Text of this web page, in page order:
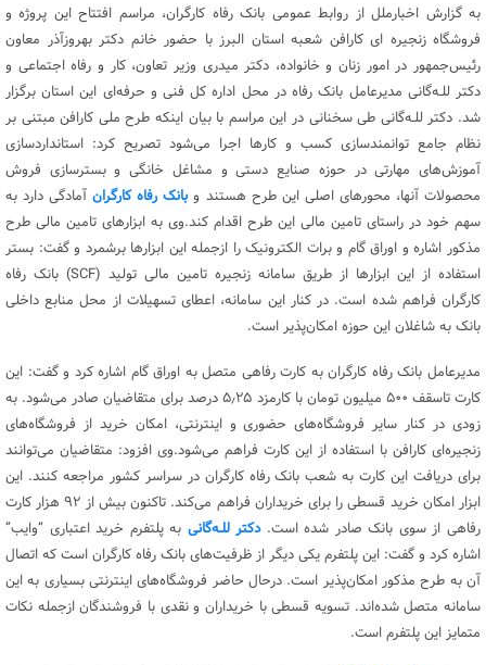
به گزارش اخبارملل از روابط عمومی بانک رفاه کارگران، مراسم افتتاح این پروژه و
فروشگاه زنجیره ای کارافن شعبه استان البرز با حضور خانم دکتر بهروزآذر معاون
رئیس‌جمهور در امور زنان و خانواده، دکتر میدری وزیر تعاون، کار و رفاه اجتماعی و
دکتر للـه‌گانی مدیرعامل بانک رفاه در محل اداره کل فنی و حرفه‌ای این استان برگزار
شد. دکتر للـه‌گانی طی سخنانی در این مراسم با بیان اینکه طرح ملی کارافن مبتنی بر
نظام جامع توانمندسازی کسب و کارها اجرا می‌شود تصریح کرد: استانداردسازی
آموزش‌های مهارتی در حوزه صنایع دستی و مشاغل خانگی و بسترسازی فروش
محصولات آنها، محورهای اصلی این طرح هستند و بانک رفاه کارگرانآمادگی دارد به
سهم خود در راستای تامین مالی این طرح اقدام کند.وی به ابزارهای تامین مالی طرح
مذکور اشاره و اوراق گام و برات الکترونیک را ازجمله این ابزارها برشمرد و گفت: بستر
استفاده از این ابزارها از طریق سامانه زنجیره تامین مالی تولید (SCF) بانک رفاه
کارگران فراهم شده است. در کنار این سامانه، اعطای تسهیلات از محل منابع داخلی
بانک به شاغلان این حوزه امکان‌پذیر است.
مدیرعامل بانک رفاه کارگران به کارت رفاهی متصل به اوراق گام اشاره کرد و گفت: این
کارت تاسقف ۵۰۰ میلیون تومان با کارمزد ۵٫۲۵ درصد برای متقاضیان صادر می‌شود. به
زودی در کنار سایر فروشگاه‌های حضوری و اینترنتی، امکان خرید از فروشگاه‌های
زنجیره‌ای کارافن با استفاده از این کارت فراهم می‌شود.وی افزود: متقاضیان می‌توانند
برای دریافت این کارت به شعب بانک رفاه کارگران در سراسر کشور مراجعه کنند. این
ابزار امکان خرید قسطی را برای خریداران فراهم می‌کند. تاکنون بیش از ۹۲ هزار کارت
رفاهی از سوی بانک صادر شده است.دکتر للـه‌گانی به پلتفرم خرید اعتباری “وایب”
اشاره کرد و گفت: این پلتفرم یکی دیگر از ظرفیت‌های بانک رفاه کارگران است که اتصال
آن به طرح مذکور امکان‌پذیر است. درحال حاضر فروشگاه‌های اینترنتی بسیاری به این
سامانه متصل شده‌اند. تسویه قسطی با خریداران و نقدی با فروشندگان ازجمله نکات
متمایز این پلتفرم است.